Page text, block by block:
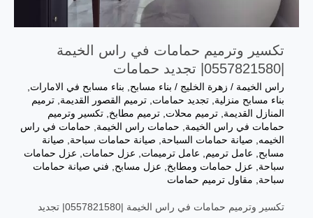
تكسير وترميم حمامات في راس الخيمة
راس الخيمة / زهرة الخليج / بناء مسابح, بناء مسابح في الامارات,
بناء مسابح منزلية, تجديد حمامات, ترميم القصور القديمة, ترميم
المنازل القديمة, ترميم محلات, ترميم مطابخ, تكسير وترميم
حمامات في راس الخيمة, حمامات راس الخيمة, حمامات في راس
الخيمه, صيانة حمامات السباحة, صيانة حمامات سباحة, صيانة
مسابح, عامل ترميم, عامل ترميمات, عزل حمامات, عزل حمامات
سباحة, عزل حمامات ومطابخ, عزل مسابح, فني صيانة حمامات
سباحة, مقاول ترميم حمامات
تكسير وترميم حمامات في راس الخيمة |0557821580| تجديد